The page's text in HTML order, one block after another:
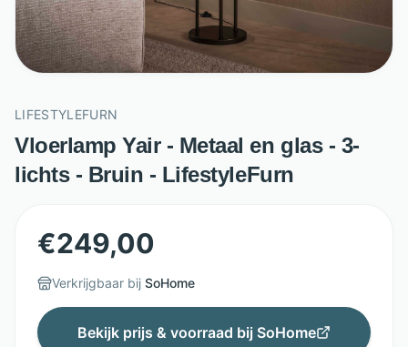
LIFESTYLEFURN
Vloerlamp Yair - Metaal en glas - 3-
lichts - Bruin - LifestyleFurn
€249,00
Verkrijgbaar bij SoHome
Bekijk prijs & voorraad bij SoHome